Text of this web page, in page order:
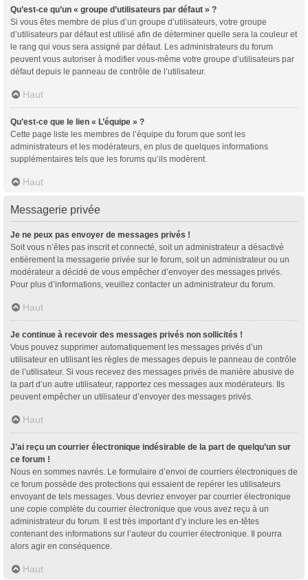
Qu’est-ce qu’un « groupe d’utilisateurs par défaut » ?
Si vous êtes membre de plus d’un groupe d’utilisateurs, votre groupe
d’utilisateurs par défaut est utilisé afin de déterminer quelle sera la couleur et
le rang qui vous sera assigné par défaut. Les administrateurs du forum
peuvent vous autoriser à modifier vous-même votre groupe d’utilisateurs par
défaut depuis le panneau de contrôle de l’utilisateur.
Haut
Qu’est-ce que le lien « L’équipe » ?
Cette page liste les membres de l’équipe du forum que sont les
administrateurs et les modérateurs, en plus de quelques informations
supplémentaires tels que les forums qu’ils modèrent.
Haut
Messagerie privée
Je ne peux pas envoyer de messages privés !
Soit vous n’êtes pas inscrit et connecté, soit un administrateur a désactivé
entièrement la messagerie privée sur le forum, soit un administrateur ou un
modérateur a décidé de vous empêcher d’envoyer des messages privés.
Pour plus d’informations, veuillez contacter un administrateur du forum.
Haut
Je continue à recevoir des messages privés non sollicités !
Vous pouvez supprimer automatiquement les messages privés d’un
utilisateur en utilisant les règles de messages depuis le panneau de contrôle
de l’utilisateur. Si vous recevez des messages privés de manière abusive de
la part d’un autre utilisateur, rapportez ces messages aux modérateurs. Ils
peuvent empêcher un utilisateur d’envoyer des messages privés.
Haut
J’ai reçu un courrier électronique indésirable de la part de quelqu’un sur
ce forum !
Nous en sommes navrés. Le formulaire d’envoi de courriers électroniques de
ce forum possède des protections qui essaient de repérer les utilisateurs
envoyant de tels messages. Vous devriez envoyer par courrier électronique
une copie complète du courrier électronique que vous avez reçu à un
administrateur du forum. Il est très important d’y inclure les en-têtes
contenant des informations sur l’auteur du courrier électronique. Il pourra
alors agir en conséquence.
Haut